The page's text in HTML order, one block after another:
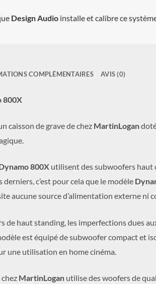
Design Audio installe et calibre ce
COMPLÉMENTAIRES AVIS (0)
800X
caisson de grave de chez MartinLogan
800X utilisent des subwoofers haut
c’est pour cela que le modèle
aucune source d’alimentation externe ni
de haut standing, les imperfections dues
est équipé de subwoofer compact et
une utilisation en home cinéma.
MartinLogan utilise des woofers de